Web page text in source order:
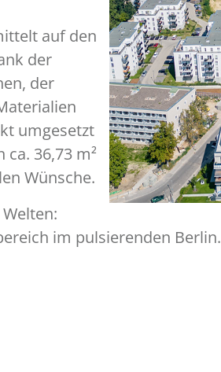
auf den
der
der
umgesetzt
36,73 m²
Wünsche.
im pulsierenden Berlin.